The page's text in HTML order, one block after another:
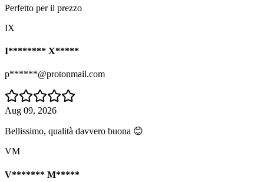
Perfetto per il prezzo
IX
I******** X*****
p******@protonmail.com
Aug 09, 2026
Bellissimo, qualità davvero buona 😊
VM
V******* M*****